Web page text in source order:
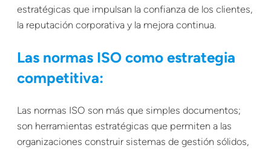
estratégicas que impulsan la confianza de los clientes,
la reputación corporativa y la mejora continua.
Las normas ISO como estrategia
competitiva:
Las normas ISO son más que simples documentos;
son herramientas estratégicas que permiten a las
organizaciones construir sistemas de gestión sólidos,